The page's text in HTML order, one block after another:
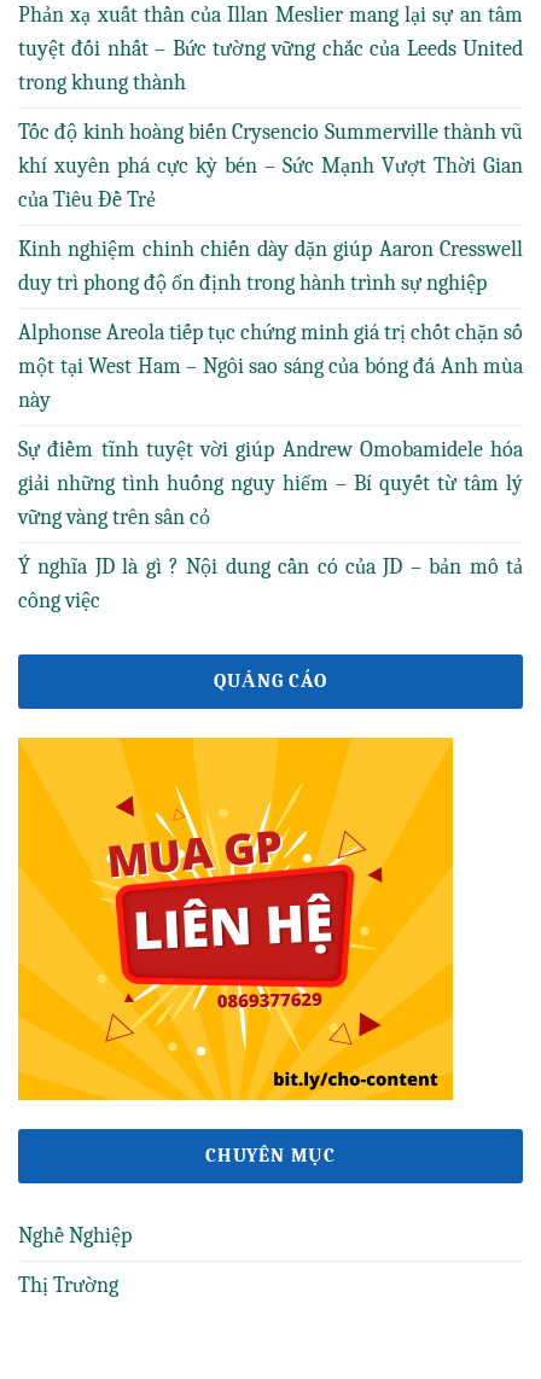
Phản xạ xuất thần của Illan Meslier mang lại sự an tâm
tuyệt đối nhất – Bức tường vững chắc của Leeds United
trong khung thành
Tốc độ kinh hoàng biến Crysencio Summerville thành vũ
khí xuyên phá cực kỳ bén – Sức Mạnh Vượt Thời Gian
của Tiêu Đề Trẻ
Kinh nghiệm chinh chiến dày dặn giúp Aaron Cresswell
duy trì phong độ ổn định trong hành trình sự nghiệp
Alphonse Areola tiếp tục chứng minh giá trị chốt chặn số
một tại West Ham – Ngôi sao sáng của bóng đá Anh mùa
này
Sự điềm tĩnh tuyệt vời giúp Andrew Omobamidele hóa
giải những tình huống nguy hiểm – Bí quyết từ tâm lý
vững vàng trên sân cỏ
Ý nghĩa JD là gì ? Nội dung cần có của JD – bản mô tả
công việc
QUẢNG CÁO
CHUYÊN MỤC
Nghề Nghiệp
Thị Trường